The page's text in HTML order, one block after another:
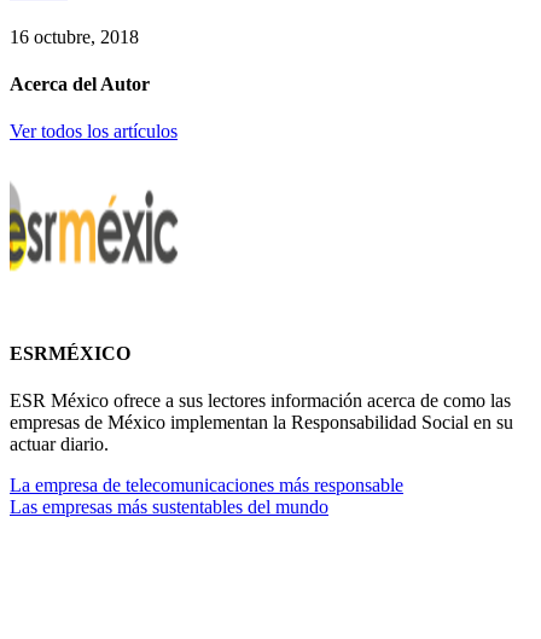
16 octubre, 2018
Acerca del Autor
Ver todos los artículos
ESRMÉXICO
ESR México ofrece a sus lectores información acerca de como las
empresas de México implementan la Responsabilidad Social en su
actuar diario.
La empresa de telecomunicaciones más responsable
Las empresas más sustentables del mundo